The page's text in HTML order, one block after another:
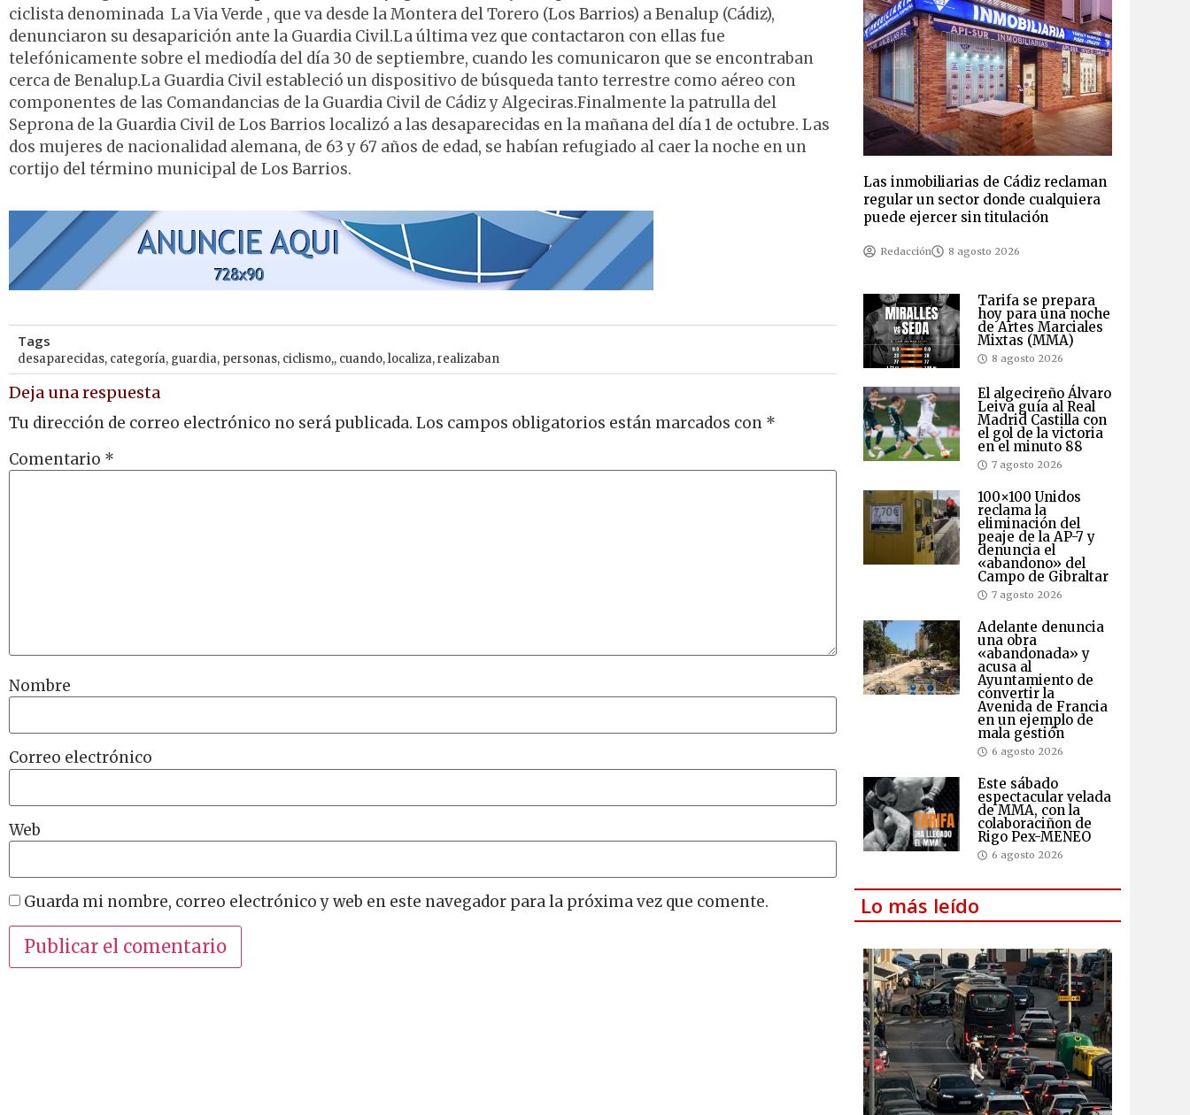
ciclista denominada La Via Verde , que va desde la Montera del Torero (Los Barrios) a Benalup (Cádiz),
denunciaron su desaparición ante la Guardia Civil.La última vez que contactaron con ellas fue
telefónicamente sobre el mediodía del día 30 de septiembre, cuando les comunicaron que se encontraban
cerca de Benalup.La Guardia Civil estableció un dispositivo de búsqueda tanto terrestre como aéreo con
componentes de las Comandancias de la Guardia Civil de Cádiz y Algeciras.Finalmente la patrulla del
Seprona de la Guardia Civil de Los Barrios localizó a las desaparecidas en la mañana del día 1 de octubre. Las
dos mujeres de nacionalidad alemana, de 63 y 67 años de edad, se habían refugiado al caer la noche en un
cortijo del término municipal de Los Barrios.
Tags
desaparecidas, categoría, guardia, personas, ciclismo,, cuando,localiza,realizaban
Deja una respuesta
Tu dirección de correo electrónico no será publicada. Los campos obligatorios están marcados con *
Comentario *
Nombre
Correo electrónico
Web
Guarda mi nombre, correo electrónico y web en este navegador para la próxima vez que comente.
Las inmobiliarias de Cádiz reclaman
regular un sector donde cualquiera
puede ejercer sin titulación
Redacción 8 agosto 2026
Tarifa se prepara
hoy para una noche
de Artes Marciales
Mixtas (MMA)
8 agosto 2026
El algecireño Álvaro
Leiva guía al Real
Madrid Castilla con
el gol de la victoria
en el minuto 88
7 agosto 2026
100×100 Unidos
reclama la
eliminación del
peaje de la AP-7 y
denuncia el
«abandono» del
Campo de Gibraltar
7 agosto 2026
Adelante denuncia
una obra
«abandonada» y
acusa al
Ayuntamiento de
convertir la
Avenida de Francia
en un ejemplo de
mala gestión
6 agosto 2026
Este sábado
espectacular velada
de MMA, con la
colaboraciñon de
Rigo Pex-MENEO
6 agosto 2026
Lo más leído